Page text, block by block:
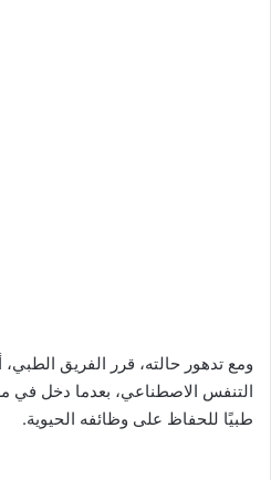
ومع تدهور حالته، قرر الفريق
التنفس الاصطناعي، بعدما دخل
طبيًا للحفاظ على وظائفه الحيوية.